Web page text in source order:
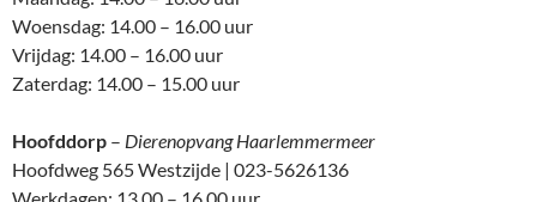
Woensdag: 14.00 – 16.00 uur
Vrijdag: 14.00 – 16.00 uur
Zaterdag: 14.00 – 15.00 uur
Hoofddorp – Dierenopvang Haarlemmermeer
Hoofdweg 565 Westzijde | 023-5626136